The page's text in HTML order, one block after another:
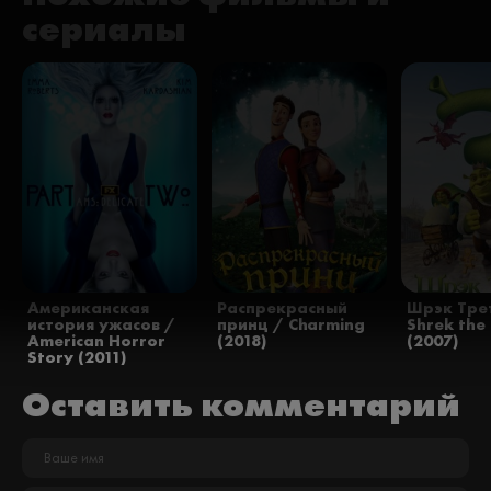
Американская
история ужасов /
American Horror
Story (2011)
Распрекрасный
принц / Charming
(2018)
Шрэк
Shrek the
(2007)
Оставить комментарий